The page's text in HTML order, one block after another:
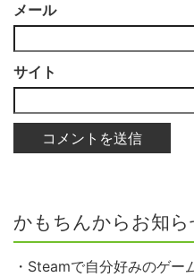
メール
サイト
かもちんからお知ら
・Steamで自分好みのゲ